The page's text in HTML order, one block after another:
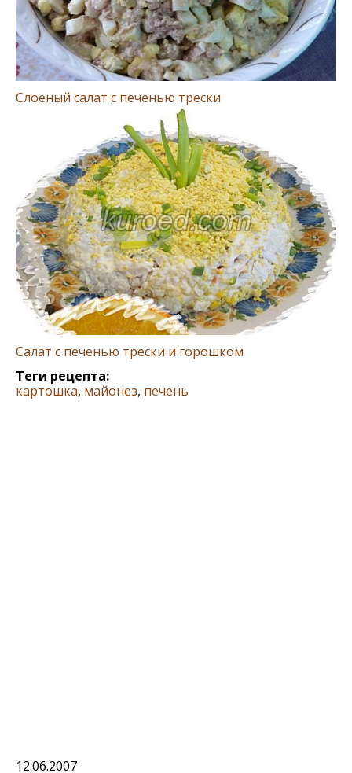
Слоеный салат с печенью трески
Салат с печенью трески и горошком
Теги рецепта:
картошка, майонез, печень
12.06.2007